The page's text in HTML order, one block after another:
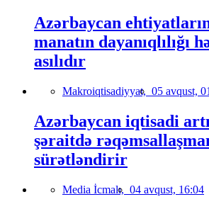
Azərbaycan
manatın dayanıqlılığı
asılıdır
Makroiqtisadiyyat, 05 avqust,
Azərbaycan iqtisadi
şəraitdə
sürətləndirir
Media İcmalı, 04 avqust, 16:04